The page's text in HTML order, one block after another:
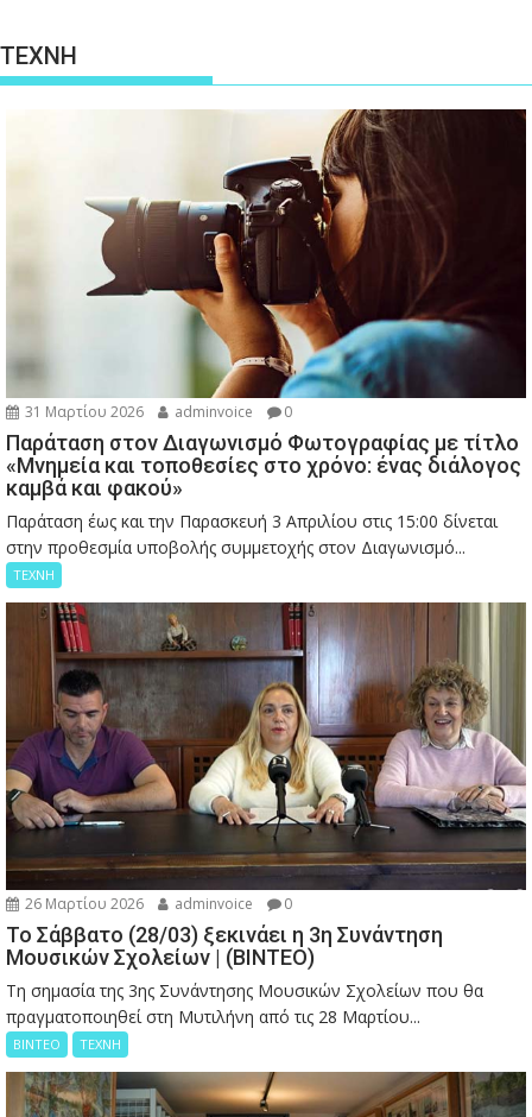
ΤΕΧΝΗ
31 Μαρτίου 2026 adminvoice 0
Παράταση στον Διαγωνισμό Φωτογραφίας με τίτλο
«Μνημεία και τοποθεσίες στο χρόνο: ένας διάλογος
καμβά και φακού»
Παράταση έως και την Παρασκευή 3 Απριλίου στις 15:00 δίνεται
στην προθεσμία υποβολής συμμετοχής στον Διαγωνισμό...
ΤΕΧΝΗ
26 Μαρτίου 2026 adminvoice 0
Το Σάββατο (28/03) ξεκινάει η 3η Συνάντηση
Μουσικών Σχολείων | (ΒΙΝΤΕΟ)
Τη σημασία της 3ης Συνάντησης Μουσικών Σχολείων που θα
πραγματοποιηθεί στη Μυτιλήνη από τις 28 Μαρτίου...
ΒΙΝΤΕΟ ΤΕΧΝΗ